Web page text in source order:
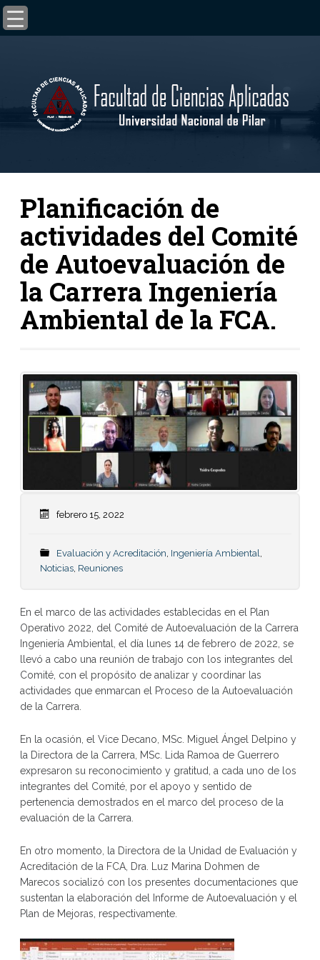
Planificación de
actividades del Comité
de Autoevaluación de
la Carrera Ingeniería
Ambiental de la FCA.
febrero 15, 2022
Evaluación y Acreditación, Ingeniería Ambiental,
Noticias, Reuniones
En el marco de las actividades establecidas en el Plan
Operativo 2022, del Comité de Autoevaluación de la Carrera
Ingeniería Ambiental, el día lunes 14 de febrero de 2022, se
llevó a cabo una reunión de trabajo con los integrantes del
Comité, con el propósito de analizar y coordinar las
actividades que enmarcan el Proceso de la Autoevaluación
de la Carrera.
En la ocasión, el Vice Decano, MSc. Miguel Ángel Delpino y
la Directora de la Carrera, MSc. Lida Ramoa de Guerrero
expresaron su reconocimiento y gratitud, a cada uno de los
integrantes del Comité, por el apoyo y sentido de
pertenencia demostrados en el marco del proceso de la
evaluación de la Carrera.
En otro momento, la Directora de la Unidad de Evaluación y
Acreditación de la FCA, Dra. Luz Marina Dohmen de
Marecos socializó con los presentes documentaciones que
sustentan la elaboración del Informe de Autoevaluación y el
Plan de Mejoras, respectivamente.